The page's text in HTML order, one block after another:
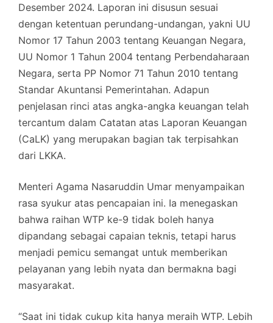
Desember 2024. Laporan ini disusun sesuai
dengan ketentuan perundang-undangan, yakni UU
Nomor 17 Tahun 2003 tentang Keuangan Negara,
UU Nomor 1 Tahun 2004 tentang Perbendaharaan
Negara, serta PP Nomor 71 Tahun 2010 tentang
Standar Akuntansi Pemerintahan. Adapun
penjelasan rinci atas angka-angka keuangan telah
tercantum dalam Catatan atas Laporan Keuangan
(CaLK) yang merupakan bagian tak terpisahkan
dari LKKA.
Menteri Agama Nasaruddin Umar menyampaikan
rasa syukur atas pencapaian ini. Ia menegaskan
bahwa raihan WTP ke-9 tidak boleh hanya
dipandang sebagai capaian teknis, tetapi harus
menjadi pemicu semangat untuk memberikan
pelayanan yang lebih nyata dan bermakna bagi
masyarakat.
“Saat ini tidak cukup kita hanya meraih WTP. Lebih